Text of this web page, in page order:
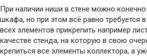
При наличии ниши в стене можно
шкафа, но при этом всё равно требуется
всех элементов прикрепить например
качестве стенда, на которую в свою
крепиться все элементы коллектора, а